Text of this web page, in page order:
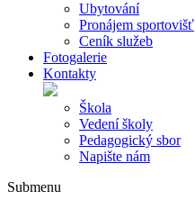
Ubytování
Pronájem sportovišť
Ceník služeb
Fotogalerie
Kontakty
Škola
Vedení školy
Pedagogický sbor
Napište nám
Submenu